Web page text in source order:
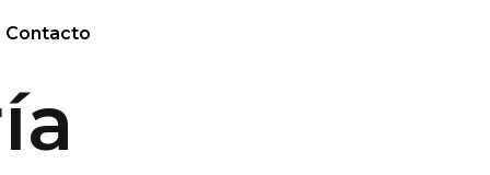
Contacto